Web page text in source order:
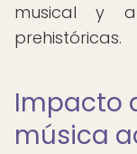
musical y
prehistóricas.
Impacto
música